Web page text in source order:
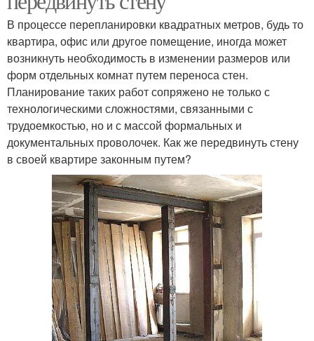
В процессе перепланировки квадратных метров, будь то
квартира, офис или другое помещение, иногда может
возникнуть необходимость в изменении размеров или
форм отдельных комнат путем переноса стен.
Планирование таких работ сопряжено не только с
технологическими сложностями, связанными с
трудоемкостью, но и с массой формальных и
документальных проволочек. Как же передвинуть стену
в своей квартире законным путем?